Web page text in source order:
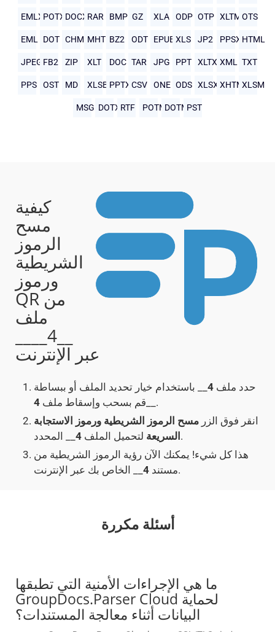
EMLXPOTX DOCXRAR BMP GZ XLA ODP OTP XLTM OTS
EML DOT CHM MHTMLBZ2 ODT EPUB XLS JP2 PPSX HTML
JPEG FB2 ZIP XLT DOC TAR JPG PPT XLTX XML TXT
PPS OST MD XLSB PPTX CSV ONE ODS XLSX XHTMLXLSM
MSG DOTX RTF POTMDOTMPST
كيفية
مسح
الرموز
الشريطية
ورموز
QR من
ملف
عبر الإنترنت
حدد ملف 4 __ باستخدام خيار تحديد الملف أو ببساطة
قم بسحب وإسقاط ملف 4
__.
انقر فوق الزر مسح الرموز الشريطية ورموز الاستجابة
السريعة لتحميل الملف 4
__ المحدد.
هذا كل شيء! يمكنك الآن رؤية الرموز الشريطية من
مستند 4 __ الخاص بك عبر الإنترنت.
أسئلة مكررة
ما هي الإجراءات الأمنية التي تطبقها
GroupDocs.Parser Cloud لحماية
البيانات أثناء معالجة المستندات؟